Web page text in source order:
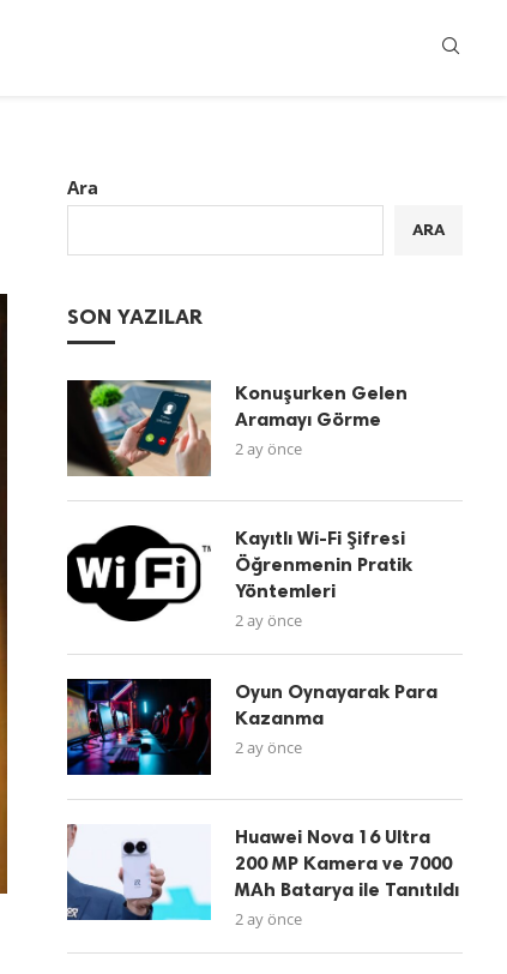
Ara
ARA
SON YAZILAR
Konuşurken Gelen
Aramayı Görme
2 ay önce
Kayıtlı Wi-Fi Şifresi
Öğrenmenin Pratik
Yöntemleri
2 ay önce
Oyun Oynayarak Para
Kazanma
2 ay önce
Huawei Nova 16 Ultra
200 MP Kamera ve 7000
MAh Batarya ile Tanıtıldı
2 ay önce